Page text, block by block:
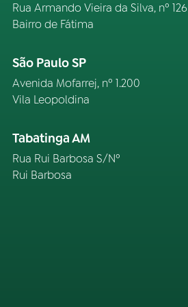
Rua Armando Vieira da Silva, nº 126
Bairro de Fátima
São Paulo SP
Avenida Mofarrej, nº 1.200
Vila Leopoldina
Tabatinga AM
Rua Rui Barbosa S/Nº
Rui Barbosa